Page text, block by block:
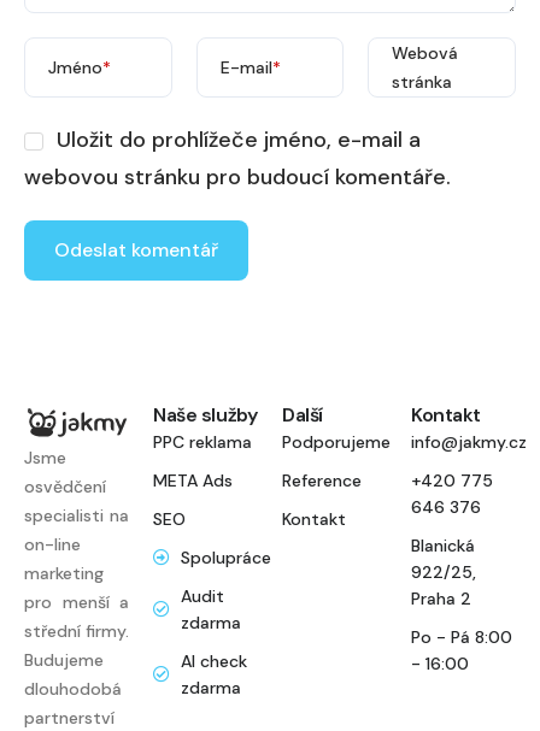
Jméno* E-mail*
Webová
stránka
Uložit do prohlížeče jméno, e-mail a
webovou stránku pro budoucí komentáře.
Jsme
osvědčení
specialisti na
on-line
marketing
pro menší a
střední firmy.
Budujeme
dlouhodobá
partnerství
Naše služby
PPC reklama
META Ads
SEO
Spolupráce
Audit
zdarma
AI check
zdarma
Další
Podporujeme
Reference
Kontakt
Kontakt
info@jakmy.cz
+420 775
646 376
Blanická
922/25,
Praha 2
Po - Pá 8:00
- 16:00